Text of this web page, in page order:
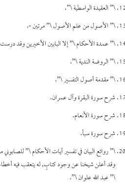
\” العقيدة الواسطية \”.
\” الأصول من علم الأصول \” مرتين -.
\” عمدة الأحكام \” إلا البابين الأخيرين وقد
\” الروضة الندية \”.
\” مقدمة أصول التفسير \”.
شرح سورة البقرة وآل عمران.
شرح سورة الأنعام.
شرح سورة سبأ.
\” روائع البيان في تفسير آيات الأحكام \” للصابوني
وقد أعلن شيخنا عن وجود كتابٍ, له يتعقب فيه
\” عبد الله علوان \”.